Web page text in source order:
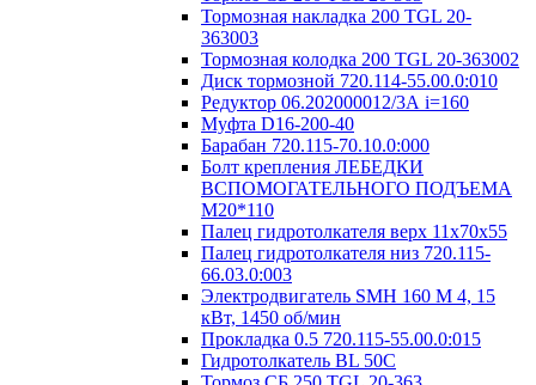
Тормозная накладка 200 TGL 20-
363003
Тормозная колодка 200 TGL 20-363002
Диск тормозной 720.114-55.00.0:010
Редуктор 06.202000012/3А i=160
Муфта D16-200-40
Барабан 720.115-70.10.0:000
Болт крепления ЛЕБЕДКИ
ВСПОМОГАТЕЛЬНОГО ПОДЪЕМА
М20*110
Палец гидротолкателя верх 11x70x55
Палец гидротолкателя низ 720.115-
66.03.0:003
Электродвигатель SMH 160 M 4, 15
кВт, 1450 об/мин
Прокладка 0.5 720.115-55.00.0:015
Гидротолкатель BL 50C